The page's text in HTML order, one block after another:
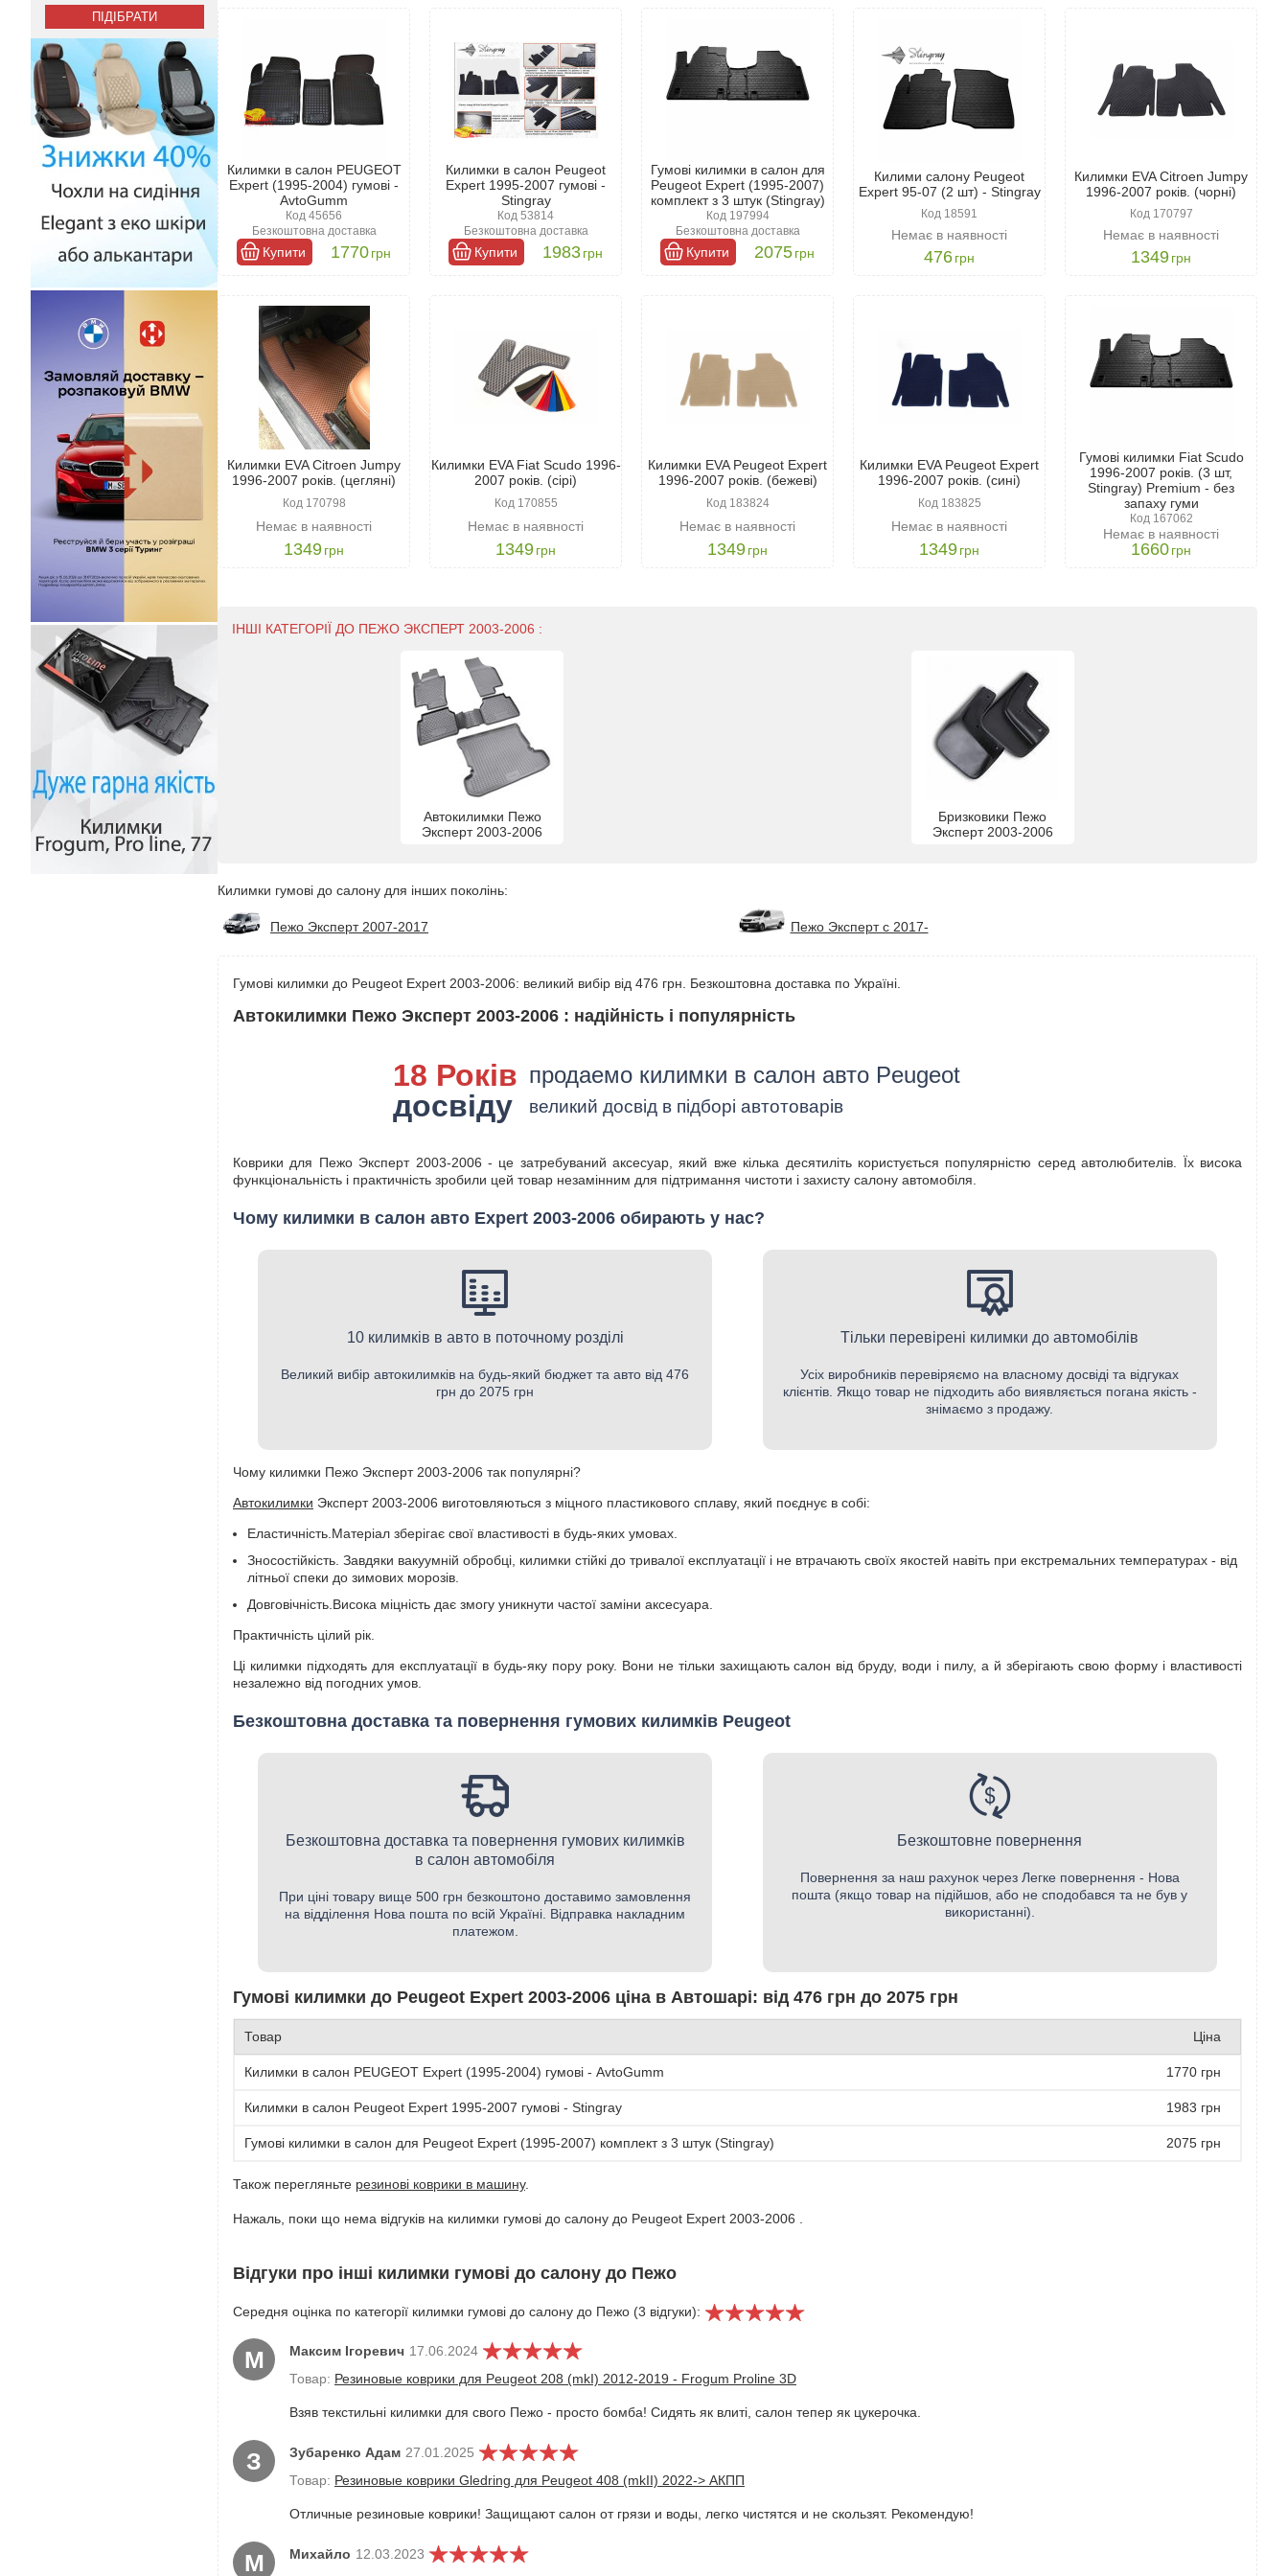
Килимки в салон PEUGEOT
Expert (1995-2004) гумові -
AvtoGumm
Код 45656
Безкоштовна доставка
Купити 1770грн
Килимки в салон Peugeot
Expert 1995-2007 гумові -
Stingray
Код 53814
Безкоштовна доставка
Купити 1983грн
Гумові килимки в салон для
Peugeot Expert (1995-2007)
комплект з 3 штук (Stingray)
Код 197994
Безкоштовна доставка
Купити 2075грн
Килими салону Peugeot
Expert 95-07 (2 шт) - Stingray
Код 18591
Немає в наявності
476грн
Килимки EVA Citroen Jumpy
1996-2007 років. (чорні)
Код 170797
Немає в наявності
1349грн
Килимки EVA Citroen Jumpy
1996-2007 років. (цегляні)
Код 170798
Немає в наявності
1349грн
Килимки EVA Fiat Scudo 1996-
2007 років. (сірі)
Код 170855
Немає в наявності
1349грн
Килимки EVA Peugeot Expert
1996-2007 років. (бежеві)
Код 183824
Немає в наявності
1349грн
Килимки EVA Peugeot Expert
1996-2007 років. (сині)
Код 183825
Немає в наявності
1349грн
Гумові килимки Fiat Scudo
1996-2007 років. (3 шт,
Stingray) Premium - без
запаху гуми
Код 167062
Немає в наявності
1660грн
ІНШІ КАТЕГОРІЇ ДО ПЕЖО ЭКСПЕРТ 2003-2006 :
Автокилимки Пежо
Эксперт 2003-2006
Бризковики Пежо
Эксперт 2003-2006
Килимки гумові до салону для інших поколінь:
Пежо Эксперт 2007-2017 Пежо Эксперт с 2017-
Гумові килимки до Peugeot Expert 2003-2006: великий вибір від 476 грн. Безкоштовна доставка по Україні.
Автокилимки Пежо Эксперт 2003-2006 : надійність і популярність
18 Років продаемо килимки в салон авто Peugeot
досвіду великий досвід в підборі автотоварів
Коврики для Пежо Эксперт 2003-2006 - це затребуваний аксесуар, який вже кілька десятиліть користується популярністю серед автолюбителів. Їх висока
функціональність і практичність зробили цей товар незамінним для підтримання чистоти і захисту салону автомобіля.
Чому килимки в салон авто Expert 2003-2006 обирають у нас?
10 килимків в авто в поточному розділі
Великий вибір автокилимків на будь-який бюджет та авто від 476
грн до 2075 грн
Тільки перевірені килимки до автомобілів
Усіх виробників перевіряємо на власному досвіді та відгуках
клієнтів. Якщо товар не підходить або виявляється погана якість -
знімаємо з продажу.
Чому килимки Пежо Эксперт 2003-2006 так популярні?
Автокилимки Эксперт 2003-2006 виготовляються з міцного пластикового сплаву, який поєднує в собі:
Еластичність.Матеріал зберігає свої властивості в будь-яких умовах.
Зносостійкість. Завдяки вакуумній обробці, килимки стійкі до тривалої експлуатації і не втрачають своїх якостей навіть при екстремальних температурах - від
літньої спеки до зимових морозів.
Довговічність.Висока міцність дає змогу уникнути частої заміни аксесуара.
Практичність цілий рік.
Ці килимки підходять для експлуатації в будь-яку пору року. Вони не тільки захищають салон від бруду, води і пилу, а й зберігають свою форму і властивості
незалежно від погодних умов.
Безкоштовна доставка та повернення гумових килимків Peugeot
Безкоштовна доставка та повернення гумових килимків
в салон автомобіля
При ціні товару вище 500 грн безкоштоно доставимо замовлення
на відділення Нова пошта по всій Україні. Відправка накладним
платежом.
Безкоштовне повернення
Повернення за наш рахунок через Легке повернення - Нова
пошта (якщо товар на підійшов, або не сподобався та не був у
використанні).
Гумові килимки до Peugeot Expert 2003-2006 ціна в Автошарі: від 476 грн до 2075 грн
Товар Ціна
Килимки в салон PEUGEOT Expert (1995-2004) гумові - AvtoGumm 1770 грн
Килимки в салон Peugeot Expert 1995-2007 гумові - Stingray 1983 грн
Гумові килимки в салон для Peugeot Expert (1995-2007) комплект з 3 штук (Stingray) 2075 грн
Також перегляньте резинові коврики в машину.
Нажаль, поки що нема відгуків на килимки гумові до салону до Peugeot Expert 2003-2006 .
Відгуки про інші килимки гумові до салону до Пежо
Середня оцінка по категорії килимки гумові до салону до Пежо (3 відгуки):
М Максим Ігоревич 17.06.2024
Товар: Резиновые коврики для Peugeot 208 (mkI) 2012-2019 - Frogum Proline 3D
Взяв текстильні килимки для свого Пежо - просто бомба! Сидять як влиті, салон тепер як цукерочка.
З Зубаренко Адам 27.01.2025
Товар: Резиновые коврики Gledring для Peugeot 408 (mkII) 2022-> АКПП
Отличные резиновые коврики! Защищают салон от грязи и воды, легко чистятся и не скользят. Рекомендую!
М Михайло 12.03.2023